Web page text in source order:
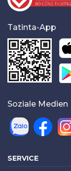
Tatinta-App
Soziale Medien
SERVICE